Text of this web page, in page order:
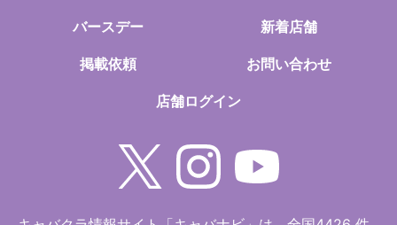
バースデー 新着店舗
掲載依頼 お問い合わせ
店舗ログイン